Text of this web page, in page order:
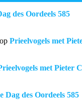
des Oordeels 585
op Prieelvogels met
met Pieter
Dag des Oordeels 585